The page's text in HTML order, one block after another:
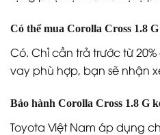
Có thể mua Corolla Cross 1.8
Có. Chỉ cần trả trước từ
vay phù hợp, bạn sẽ nhận
Bảo hành Corolla Cross 1.8 G
Toyota Việt Nam áp dụng